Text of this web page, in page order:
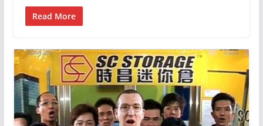
Read More